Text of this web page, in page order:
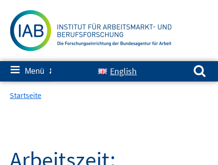
zum
Inhalt
≡ Menü ✘ English
Suchen nach:
Startseite